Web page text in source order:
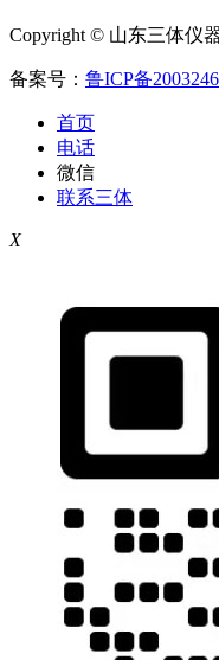
Copyright © 山东三体仪
备案号： 鲁ICP备
首页
电话
微信
联系三体
X